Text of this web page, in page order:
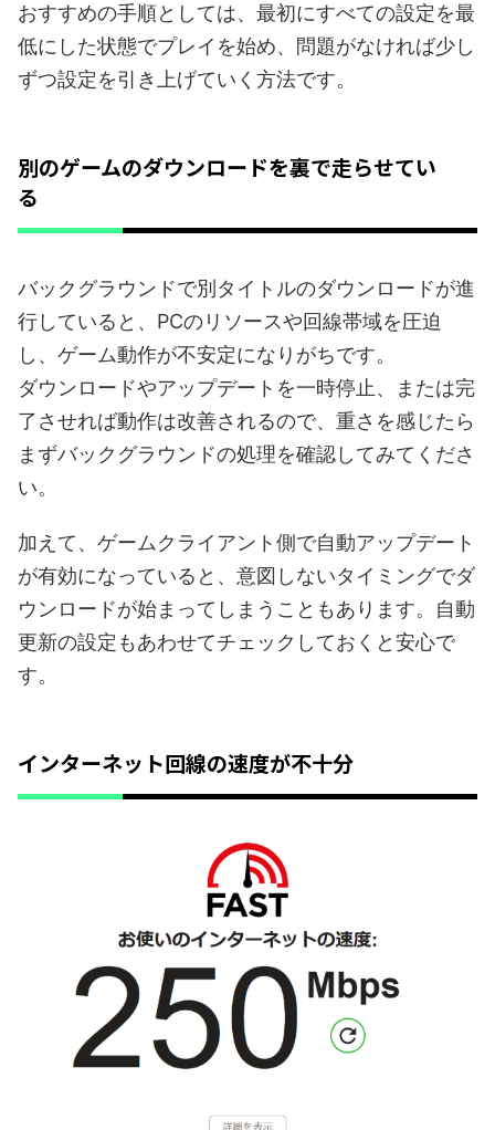
おすすめの手順としては、最初にすべての設定を最
低にした状態でプレイを始め、問題がなければ少し
ずつ設定を引き上げていく方法です。
別のゲームのダウンロードを裏で走らせてい
る
バックグラウンドで別タイトルのダウンロードが進
行していると、PCのリソースや回線帯域を圧迫
し、ゲーム動作が不安定になりがちです。
ダウンロードやアップデートを一時停止、または完
了させれば動作は改善されるので、重さを感じたら
まずバックグラウンドの処理を確認してみてくださ
い。
加えて、ゲームクライアント側で自動アップデート
が有効になっていると、意図しないタイミングでダ
ウンロードが始まってしまうこともあります。自動
更新の設定もあわせてチェックしておくと安心で
す。
インターネット回線の速度が不十分